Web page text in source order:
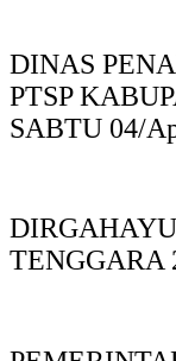
DINAS
PTSP
SABTU 04/
TENGGARA